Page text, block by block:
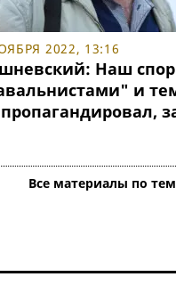
2022, 13:16
Наш спор
и
Все материалы по